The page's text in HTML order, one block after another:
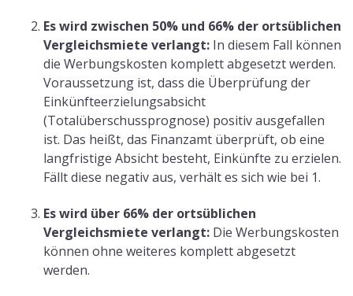
Es wird zwischen 50% und 66% der ortsüblichen
Vergleichsmiete verlangt: In diesem Fall können
die Werbungskosten komplett abgesetzt werden.
Voraussetzung ist, dass die Überprüfung der
Einkünfteerzielungsabsicht
(Totalüberschussprognose) positiv ausgefallen
ist. Das heißt, das Finanzamt überprüft, ob eine
langfristige Absicht besteht, Einkünfte zu erzielen.
Fällt diese negativ aus, verhält es sich wie bei 1.
Es wird über 66% der ortsüblichen
Vergleichsmiete verlangt: Die Werbungskosten
können ohne weiteres komplett abgesetzt
werden.